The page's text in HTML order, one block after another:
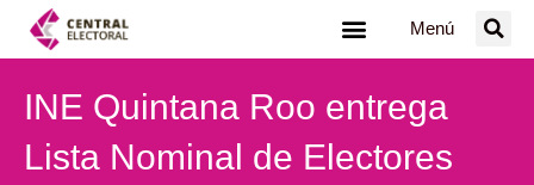
Menú
INE Quintana Roo entrega
Lista Nominal de Electores